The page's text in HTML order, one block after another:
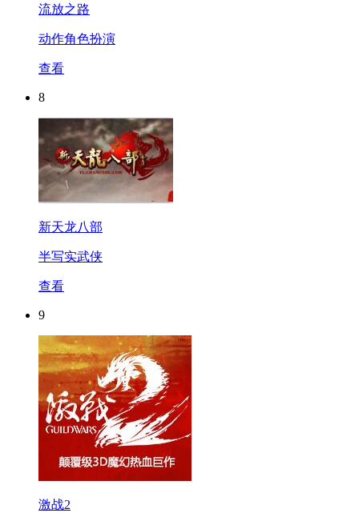
流放之路
动作角色扮演
查看
8
新天龙八部
半写实武侠
查看
9
激战2